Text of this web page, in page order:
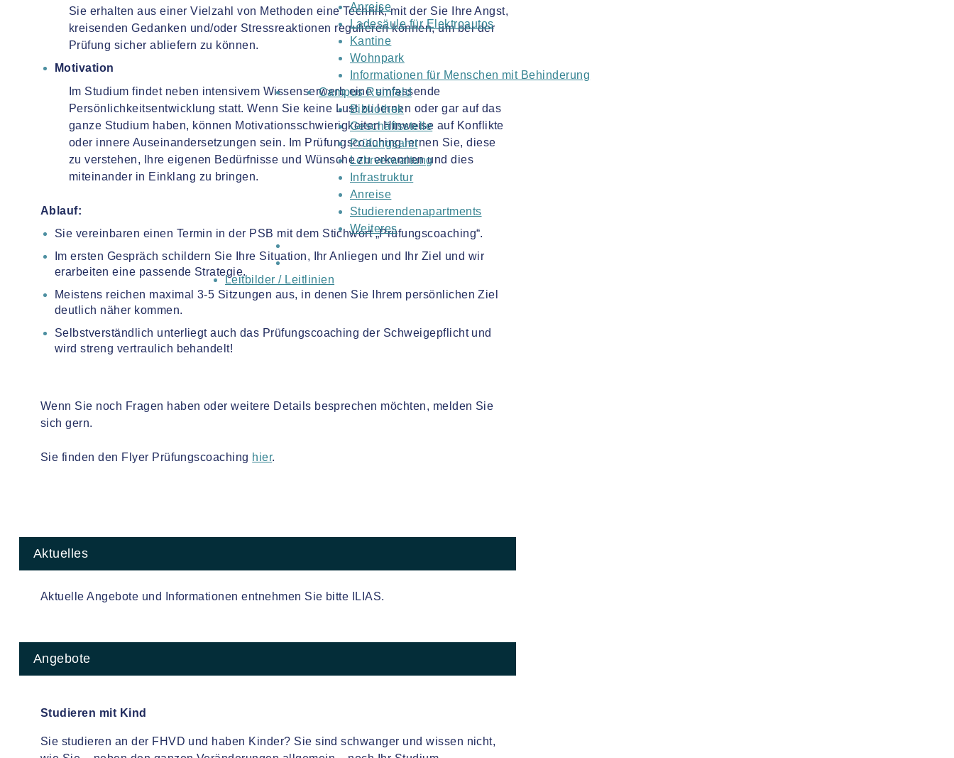
Anreise
Ladesäule für Elektroautos
Kantine
Wohnpark
Informationen für Menschen mit Behinderung
Campus Reinfeld
Bibliothek
Geschäftsstelle
Prüfungsamt
Lehrverwaltung
Infrastruktur
Anreise
Studierendenapartments
Weiteres
Leitbilder / Leitlinien
Sie erhalten aus einer Vielzahl von Methoden eine Technik, mit der Sie Ihre Angst,
kreisenden Gedanken und/oder Stressreaktionen regulieren können,um bei der
Prüfung sicher abliefern zu können.
Motivation
Im Studium findet neben intensivem Wissenserwerb eine umfassende
Persönlichkeitsentwicklung statt. Wenn Sie keine Lust zu lernen oder gar auf das
ganze Studium haben, können Motivationsschwierigkeiten Hinweise auf Konflikte
oder innere Auseinandersetzungen sein. Im Prüfungscoaching lernen Sie, diese
zu verstehen, Ihre eigenen Bedürfnisse und Wünsche zu erkennen und dies
miteinander in Einklang zu bringen.
Ablauf:
Sie vereinbaren einen Termin in der PSB mit dem Stichwort „Prüfungscoaching“.
Im ersten Gespräch schildern Sie Ihre Situation, Ihr Anliegen und Ihr Ziel und wir
erarbeiten eine passende Strategie.
Meistens reichen maximal 3-5 Sitzungen aus, in denen Sie Ihrem persönlichen Ziel
deutlich näher kommen.
Selbstverständlich unterliegt auch das Prüfungscoaching der Schweigepflicht und
wird streng vertraulich behandelt!
Wenn Sie noch Fragen haben oder weitere Details besprechen möchten, melden Sie
sich gern.
Sie finden den Flyer Prüfungscoaching hier.
Aktuelles
Aktuelle Angebote und Informationen entnehmen Sie bitte ILIAS.
Angebote
Studieren mit Kind
Sie studieren an der FHVD und haben Kinder? Sie sind schwanger und wissen nicht,